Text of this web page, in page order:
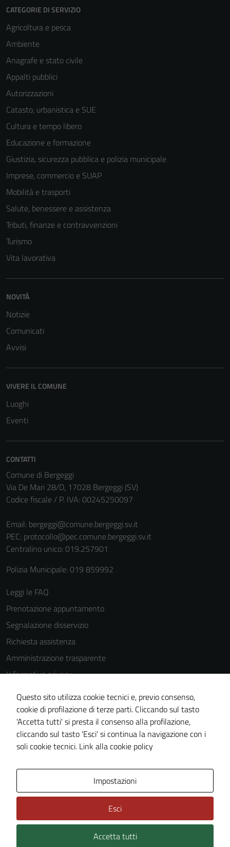
CATEGORIE DI SERVIZIO
Agricoltura e pesca
Ambiente
Anagrafe e stato civile
Appalti pubblici
Autorizzazioni
Catasto, urbanistica e SUE
Cultura e tempo libero
Educazione e formazione
Giustizia, sicurezza pubblica e polizia municipale
Imprese, commercio e SUAP
Mobilità e trasporti
Salute, benessere e assistenza
Tributi, finanze e contravvenzioni
Turismo
Vita lavorativa
NOVITÀ
Notizie
Comunicati
Avvisi
VIVERE IL COMUNE
Luoghi
Eventi
CONTATTI
Comune di Bergeggi
Via De Mari 28/D, 17028 Bergeggi (SV)
Codice fiscale / P. IVA: 00245250097
Email: bergeggi@comune.bergeggi.sv.it
PEC: protocollo@pec.comune.bergeggi.sv.it
Centralino unico: 019.257901
Polizia Municipale: 019 859992
Leggi le FAQ
Prenotazione appuntamento
Segnalazione disservizio
Richiesta assistenza
Amministrazione trasparente
Informativa privacy
Cookie Policy
Note legali
Dichiarazione di accessibilità
Piano di miglioramento del sito
Technical Design s.r.l.
Questo sito utilizza cookie tecnici e, previo consenso,
cookie di profilazione di terze parti. Cliccando sul tasto
'Accetta tutti' si presta il consenso alla profilazione,
cliccando sul tasto 'Esci' si continua la navigazione con i
soli cookie tecnici. Link alla cookie policy
Impostazioni
Esci
Accetta tutti
disabilitati.